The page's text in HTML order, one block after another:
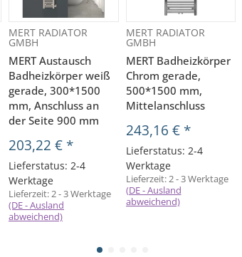
MERT RADIATOR
GMBH
MERT Austausch
Badheizkörper weiß
gerade, 300*1500
mm, Anschluss an
der Seite 900 mm
203,22 € *
Lieferstatus: 2-4
Werktage
Lieferzeit:2 - 3 Werktage
(DE - Ausland
abweichend)
MERT RADIATOR
GMBH
MERT Badheizkörper
Chrom gerade,
500*1500 mm,
Mittelanschluss
243,16 € *
Lieferstatus: 2-4
Werktage
Lieferzeit:2 - 3 Werktage
(DE - Ausland
abweichend)